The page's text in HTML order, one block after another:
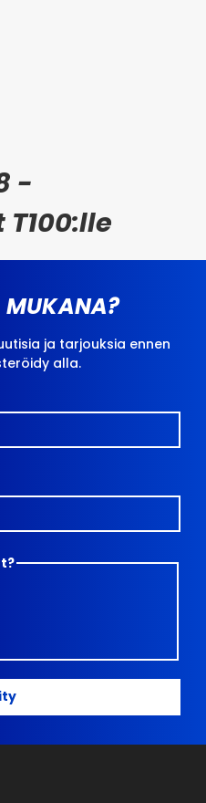
-
MUKANA?
ja tarjouksia ennen
alla.